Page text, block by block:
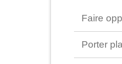
Faire
Porter